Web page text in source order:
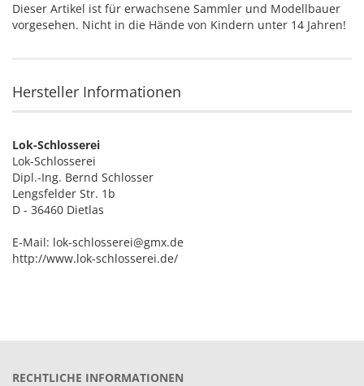
Dieser Artikel ist für erwachsene Sammler und Modellbauer
vorgesehen. Nicht in die Hände von Kindern unter 14 Jahren!
Hersteller Informationen
Lok-Schlosserei
Lok-Schlosserei
Dipl.-Ing. Bernd Schlosser
Lengsfelder Str. 1b
D - 36460 Dietlas
E-Mail: lok-schlosserei@gmx.de
http://www.lok-schlosserei.de/
RECHTLICHE INFORMATIONEN